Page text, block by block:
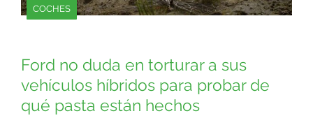
COCHES
Ford no duda en torturar a sus
vehículos híbridos para probar de
qué pasta están hechos